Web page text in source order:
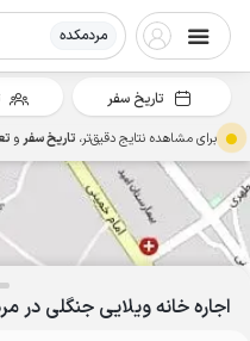
مردمکده
اجاره خانه ویلایی جنگلی در
تاریخ سفر
برای مشاهده نتایج دقیق‌تر، تاریخ سفرو